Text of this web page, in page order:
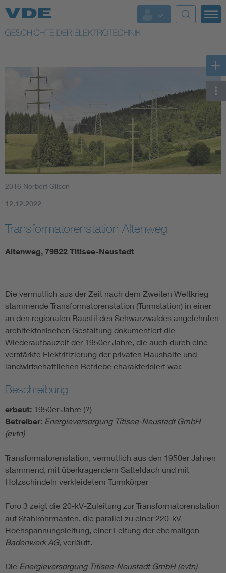
Top Themen
Weitere Themen
2016 Norbert Gilson
12.12.2022
Transformatorenstation Altenweg
Altenweg, 79822 Titisee-Neustadt
Die vermutlich aus der Zeit nach dem Zweiten Weltkrieg
stammende Transformatorenstation (Turmstation) in einer
an den regionalen Baustil des Schwarzwaldes angelehnten
architektonischen Gestaltung dokumentiert die
Wiederaufbauzeit der 1950er Jahre, die auch durch eine
verstärkte Elektrifizierung der privaten Haushalte und
landwirtschaftlichen Betriebe charakterisiert war.
Beschreibung
erbaut: 1950er Jahre (?)
Betreiber: Energieversorgung Titisee-Neustadt GmbH
(evtn)
Transformatorenstation, vermutlich aus den 1950er Jahren
stammend, mit überkragendem Satteldach und mit
Holzschindeln verkleidetem Turmkörper
Foro 3 zeigt die 20-kV-Zuleitung zur Transformatorenstation
auf Stahlrohrmasten, die parallel zu einer 220-kV-
Hochspannungsleitung, einer Leitung der ehemaligen
Badenwerk AG, verläuft.
Die Energieversorgung Titisee-Neustadt GmbH (evtn)